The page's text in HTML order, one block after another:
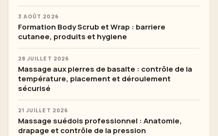
3 AOÛT 2026
Formation Body Scrub et Wrap : barriere
cutanee, produits et hygiene
28 JUILLET 2026
Massage aux pierres de basalte : contrôle de la
température, placement et déroulement
sécurisé
21 JUILLET 2026
Massage suédois professionnel : Anatomie,
drapage et contrôle de la pression